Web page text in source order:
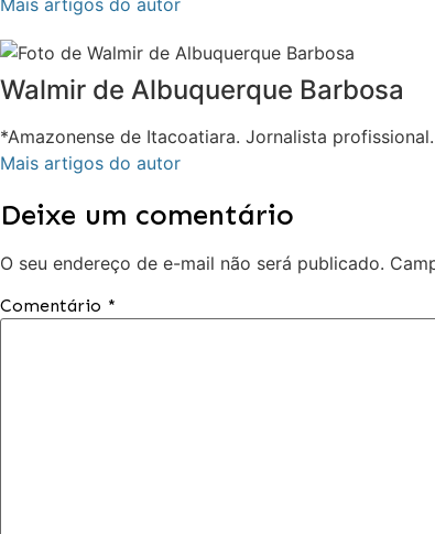
Walmir de Albuquerque Barbosa
*Amazonense de Itacoatiara. Jornalista
Mais artigos do autor
Deixe um comentário
O seu endereço de e-mail não será publicado.
Comentário *